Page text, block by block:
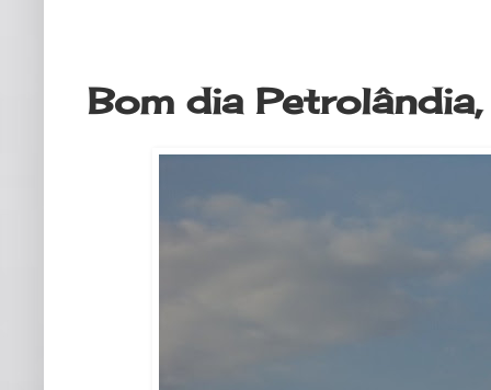
Bom dia